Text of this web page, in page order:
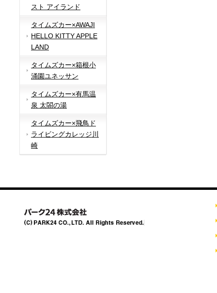
スト アイランド
タイムズカー×AWAJI
HELLO KITTY APPLE
LAND
タイムズカー×箱根小
涌園ユネッサン
タイムズカー×有馬温
泉 太閤の湯
タイムズカー×飛鳥ド
ライビングカレッジ川
崎